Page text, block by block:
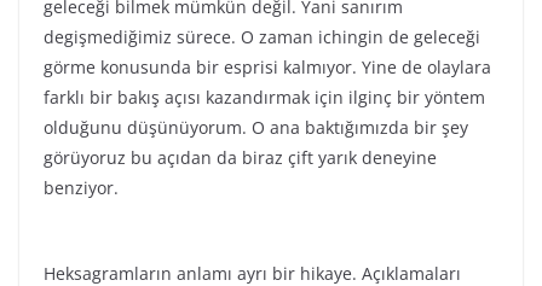
geleceği bilmek mümkün değil. Yani sanırım
degişmediğimiz sürece. O zaman ichingin de geleceği
görme konusunda bir esprisi kalmıyor. Yine de olaylara
farklı bir bakış açısı kazandırmak için ilginç bir yöntem
olduğunu düşünüyorum. O ana baktığımızda bir şey
görüyoruz bu açıdan da biraz çift yarık deneyine
benziyor.
Heksagramların anlamı ayrı bir hikaye. Açıklamaları